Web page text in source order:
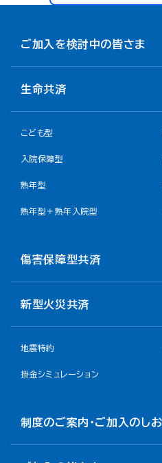
ご加入を検討中の皆さま
生命共済
こども型
入院保障型
熟年型
熟年型＋熟年入院型
傷害保障型共済
新型火災共済
地震特約
掛金シミュレーション
制度のご案内・ご加入のし